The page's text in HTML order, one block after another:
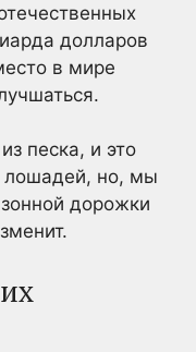
долларов
в мире
песка, и это
лошадей, но, мы
дорожки